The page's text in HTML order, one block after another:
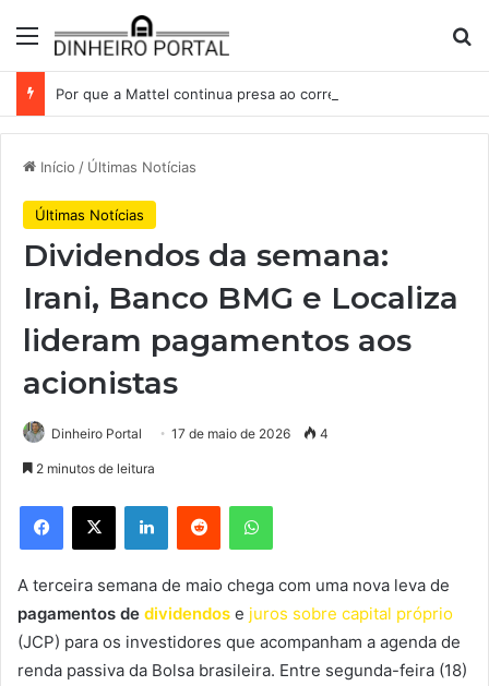
Menu
Início / Últimas Notícias
Últimas Notícias
Dividendos da semana:
Irani, Banco BMG e Localiza
lideram pagamentos aos
acionistas
Dinheiro Portal 17 de maio de 2026 4
2 minutos de leitura
Facebook
X LinkedinReddit WhatsApp
A terceira semana de maio chega com uma nova leva de
pagamentos de dividendos e juros sobre capital próprio
(JCP) para os investidores que acompanham a agenda de
renda passiva da Bolsa brasileira. Entre segunda-feira (18)